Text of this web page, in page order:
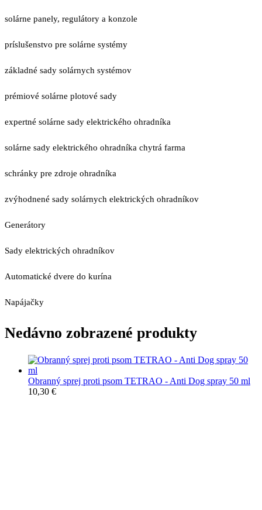
solárne panely, regulátory a konzole
príslušenstvo pre solárne systémy
základné sady solárnych systémov
prémiové solárne plotové sady
expertné solárne sady elektrického ohradníka
solárne sady elektrického ohradníka chytrá farma
schránky pre zdroje ohradníka
zvýhodnené sady solárnych elektrických ohradníkov
Generátory
Sady elektrických ohradníkov
Automatické dvere do kurína
Napájačky
Nedávno zobrazené produkty
Obranný sprej proti psom TETRAO - Anti Dog spray 50 ml
10,30 €